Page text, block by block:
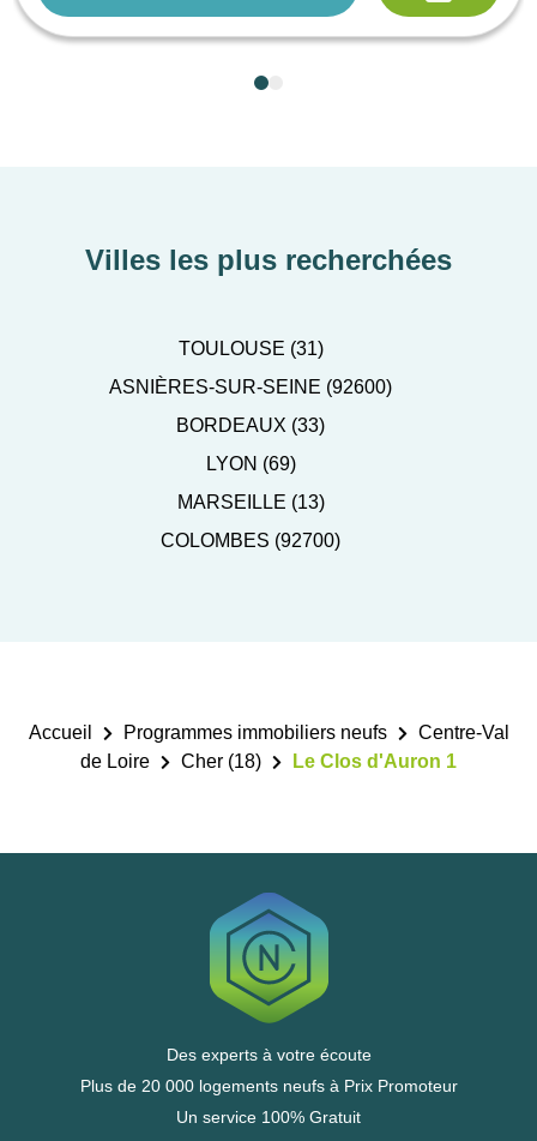
Villes les plus recherchées
TOULOUSE (31)
ASNIÈRES-SUR-SEINE (92600)
BORDEAUX (33)
LYON (69)
MARSEILLE (13)
COLOMBES (92700)
Accueil Programmes immobiliers neufs
Centre-Val
de Loire
Cher (18) Le Clos d'Auron 1
Des experts à votre écoute
Plus de 20 000 logements neufs à Prix Promoteur
Un service 100% Gratuit